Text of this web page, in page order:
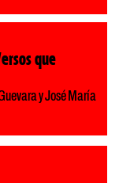
que
y José María